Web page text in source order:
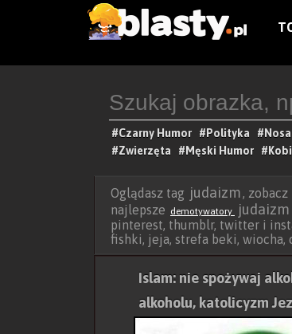
#Czarny Humor #Polityka
#Zwierzęta
#Męski Humor
Oglądasz tag judaizm,
najlepsze demotywatory judaizm
pinterest, thumblr, twitter i
fishki, jeja, strefa beki, wiocha,
Islam: nie spożywaj
alkoholu, katolicyzm